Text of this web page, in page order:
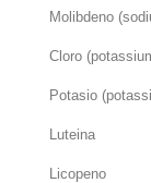
Molibdeno
Cloro
Potasio
Luteina
Licopeno